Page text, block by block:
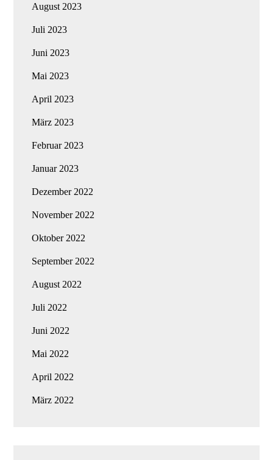
August 2023
Juli 2023
Juni 2023
Mai 2023
April 2023
März 2023
Februar 2023
Januar 2023
Dezember 2022
November 2022
Oktober 2022
September 2022
August 2022
Juli 2022
Juni 2022
Mai 2022
April 2022
März 2022